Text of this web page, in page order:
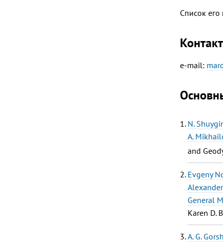
Список
e-mail:
N.
A.
and
Evgeny
General
Karen D.
A. G.